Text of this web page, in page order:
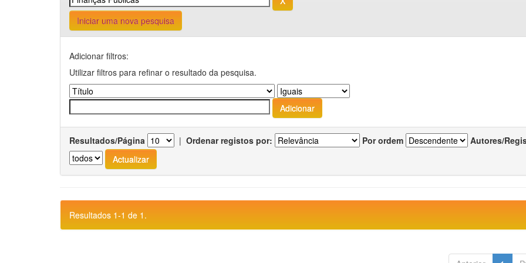
Iniciar uma nova pesquisa
Adicionar filtros:
Utilizar filtros para refinar o resultado da pesquisa.
Resultados/Página | Ordenar registos por: Por ordem Autores/
Resultados 1-1 de 1.